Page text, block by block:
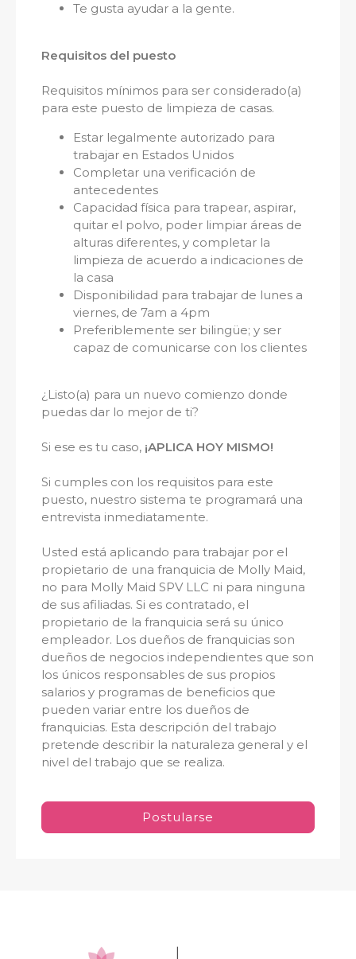
Te gusta ayudar a la gente.
Requisitos del puesto
Requisitos mínimos para ser considerado(a)
para este puesto de limpieza de casas.
Estar legalmente autorizado para
trabajar en Estados Unidos
Completar una verificación de
antecedentes
Capacidad física para trapear, aspirar,
quitar el polvo, poder limpiar áreas de
alturas diferentes, y completar la
limpieza de acuerdo a indicaciones de
la casa
Disponibilidad para trabajar de lunes a
viernes, de 7am a 4pm
Preferiblemente ser bilingüe; y ser
capaz de comunicarse con los clientes
¿Listo(a) para un nuevo comienzo donde
puedas dar lo mejor de ti?
Si ese es tu caso, ¡APLICA HOY MISMO!
Si cumples con los requisitos para este
puesto, nuestro sistema te programará una
entrevista inmediatamente.
Usted está aplicando para trabajar por el
propietario de una franquicia de Molly Maid,
no para Molly Maid SPV LLC ni para ninguna
de sus afiliadas. Si es contratado, el
propietario de la franquicia será su único
empleador. Los dueños de franquicias son
dueños de negocios independientes que son
los únicos responsables de sus propios
salarios y programas de beneficios que
pueden variar entre los dueños de
franquicias. Esta descripción del trabajo
pretende describir la naturaleza general y el
nivel del trabajo que se realiza.
Postularse